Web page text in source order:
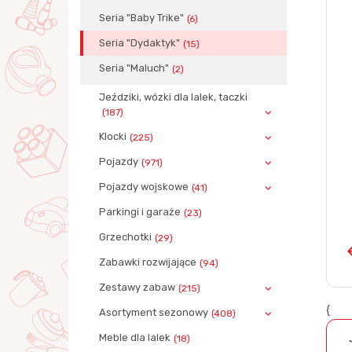
Seria "Baby Trike" (6)
Seria "Dydaktyk" (15)
Seria "Maluch" (2)
Jeździki, wózki dla lalek, taczki
(187)
Klocki (225)
Pojazdy (971)
Pojazdy wojskowe (41)
Parkingi i garaże (23)
Grzechotki (29)
Zabawki rozwijające (94)
Zestawy zabaw (215)
Asortyment sezonowy (408)
Meble dla lalek (18)
{